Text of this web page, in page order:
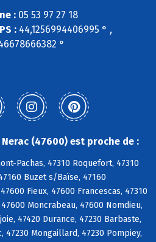
:05 53 97 27 18
:44,1256994406995 ° ,
°
(47600) est proche de :
Pachas, 47310 Roquefort, 47310
Buzet s/Baïse, 47160
Fieux, 47600 Francescas, 47310
Moncrabeau, 47600 Nomdieu,
47420 Durance, 47230 Barbaste,
47230 Mongaillard, 47230 Pompiey,